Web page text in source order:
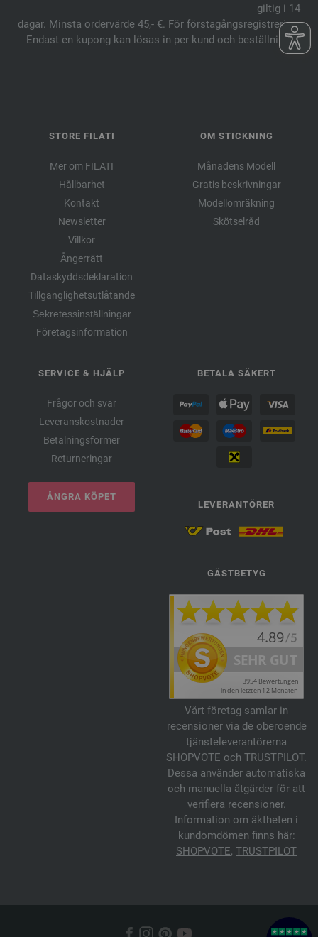
giltig i 14
dagar. Minsta ordervärde 45,- €. För förstagångsregistrering.
Endast en kupong kan lösas in per kund och beställning.
STORE FILATI
Mer om FILATI
Hållbarhet
Kontakt
Newsletter
Villkor
Ångerrätt
Dataskyddsdeklaration
Tillgänglighetsutlåtande
Sekretessinställningar
Företagsinformation
OM STICKNING
Månadens Modell
Gratis beskrivningar
Modellomräkning
Skötselråd
SERVICE & HJÄLP
Frågor och svar
Leveranskostnader
Betalningsformer
Returneringar
ÅNGRA KÖPET
BETALA SÄKERT
LEVERANTÖRER
GÄSTBETYG
Vårt företag samlar in
recensioner via de oberoende
tjänsteleverantörerna
SHOPVOTE och TRUSTPILOT.
Dessa använder automatiska
och manuella åtgärder för att
verifiera recensioner.
Information om äktheten i
kundomdömen finns här:
SHOPVOTE, TRUSTPILOT